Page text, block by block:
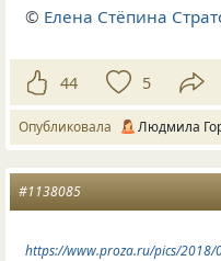
© Елена Стёпина
44 5
Опубликовала Людмила
#1138085
https://www.proza.ru/pics/